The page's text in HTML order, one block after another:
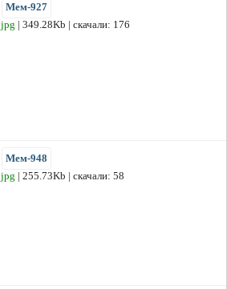
Мем-927
jpg | 349.28Kb | скачали: 176
Мем-948
jpg | 255.73Kb | скачали: 58